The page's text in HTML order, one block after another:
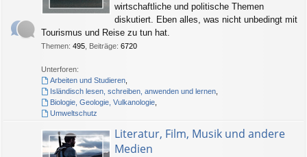
wirtschaftliche und politische Themen
diskutiert. Eben alles, was nicht unbedingt mit
Tourismus und Reise zu tun hat.
Themen: 495 Beiträge: 6720
Unterforen:
Arbeiten und Studieren,
Isländisch lesen, schreiben, anwenden und lernen,
Biologie, Geologie, Vulkanologie,
Umweltschutz
Literatur, Film, Musik und andere
Medien